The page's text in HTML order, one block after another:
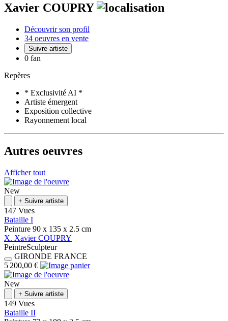
Xavier COUPRY
Découvrir son profil
34 oeuvres en vente
Suivre artiste
0 fan
Repères
* Exclusivité AI *
Artiste émergent
Exposition collective
Rayonnement local
Autres oeuvres
Afficher tout
New
+ Suivre artiste
147 Vues
Bataille I
Peinture 90 x 135 x 2.5 cm
X. Xavier COUPRY
PeintreSculpteur
GIRONDE FRANCE
5 200,00 €
New
+ Suivre artiste
149 Vues
Bataille II